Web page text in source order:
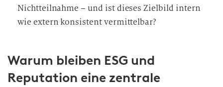
Nichtteilnahme – und ist dieses Zielbild intern
wie extern konsistent vermittelbar?
Warum bleiben ESG und
Reputation eine zentrale